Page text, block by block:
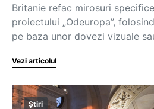
Britanie refac mirosuri
proiectului „Odeuropa”,
pe baza unor dovezi vizuale
Vezi articolul
Știri